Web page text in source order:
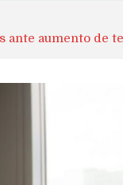
ante aumento de